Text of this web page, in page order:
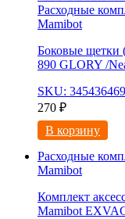
Расходные
Mamibot
Боковые щетки
890 GLORY /
SKU:
270 ₽
В корзину
Расходные
Mamibot
Комплект
Mamibot